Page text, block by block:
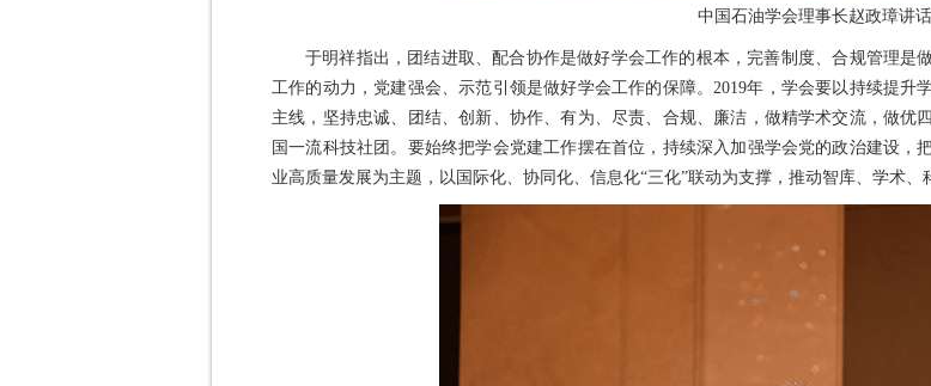
中国石油学会理事长赵政璋讲话
于明祥指出，团结进取、配合协作是做好学会工作的根本，完善制度、合规管理是
工作的动力，党建强会、示范引领是做好学会工作的保障。2019年，学会要以持续提升
主线，坚持忠诚、团结、创新、协作、有为、尽责、合规、廉洁，做精学术交流，做优
国一流科技社团。要始终把学会党建工作摆在首位，持续深入加强学会党的政治建设
业高质量发展为主题，以国际化、协同化、信息化“三化”联动为支撑，推动智库、学术、